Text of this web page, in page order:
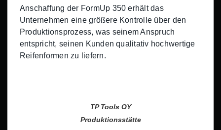
Anschaffung der FormUp 350 erhält das
Unternehmen eine größere Kontrolle über den
Produktionsprozess, was seinem Anspruch
entspricht, seinen Kunden qualitativ hochwertige
Reifenformen zu liefern.
TP Tools OY
Produktionsstätte